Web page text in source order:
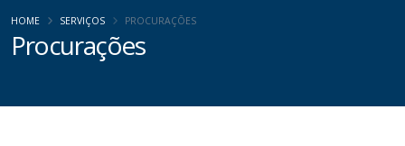
Procurações
HOME SERVIÇOS PROCURAÇÕES